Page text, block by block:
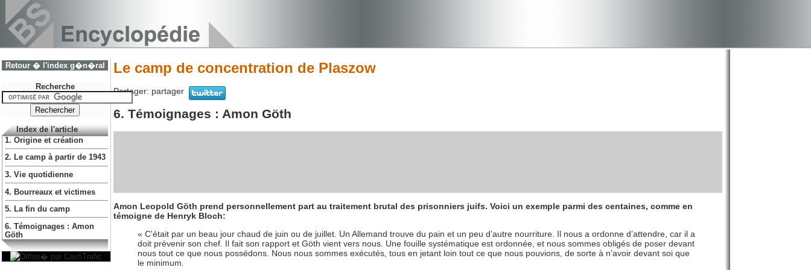
Retour � l'index g�n�ral
Recherche
Index de l'article
1. Origine et création
2. Le camp à partir de 1943
3. Vie quotidienne
4. Bourreaux et victimes
5. La fin du camp
6. Témoignages : Amon
Göth
Le camp de concentration de Plaszow
Partager: partager
6. Témoignages : Amon Göth
Amon Leopold Göth prend personnellement part au traitement brutal des prisonniers juifs. Voici un exemple parmi des centaines, comme en
témoigne de Henryk Bloch:
« C'était par un beau jour chaud de juin ou de juillet. Un Allemand trouve du pain et un peu d’autre nourriture. Il nous a ordonne d’attendre, car il a
doit prévenir son chef. Il fait son rapport et Göth vient vers nous. Une fouille systématique est ordonnée, et nous sommes obligés de poser devant
nous tout ce que nous possédons. Nous nous sommes exécutés, tous en jetant loin tout ce que nous pouvions, de sorte à n’avoir devant soi que
le minimum.